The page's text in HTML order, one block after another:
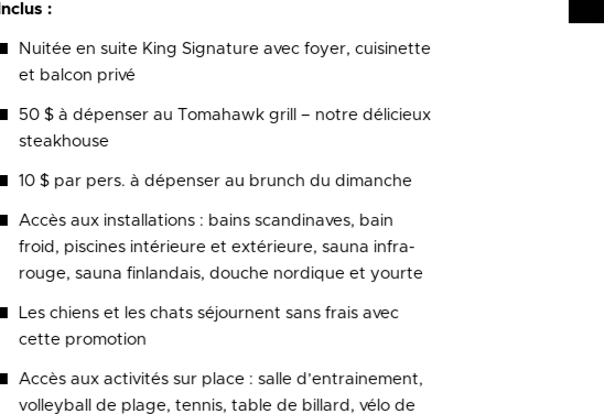
Inclus :
Nuitée en suite King Signature avec foyer, cuisinette
et balcon privé
50 $ à dépenser au Tomahawk grill – notre délicieux
steakhouse
10 $ par pers. à dépenser au brunch du dimanche
Accès aux installations : bains scandinaves, bain
froid, piscines intérieure et extérieure, sauna infra-
rouge, sauna finlandais, douche nordique et yourte
Les chiens et les chats séjournent sans frais avec
cette promotion
Accès aux activités sur place : salle d’entrainement,
volleyball de plage, tennis, table de billard, vélo de